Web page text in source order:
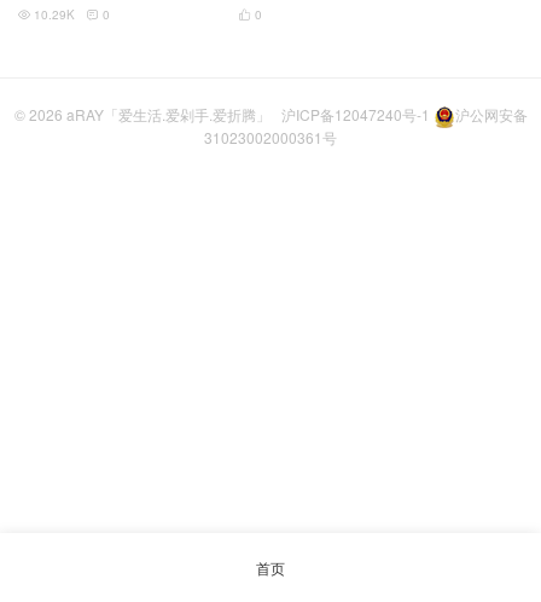
 0
 10.29K  0
© 2026 aRAY「爱生活.爱剁手.爱折腾」 沪ICP备12047240号-1
沪公网安备
31023002000361号
首页